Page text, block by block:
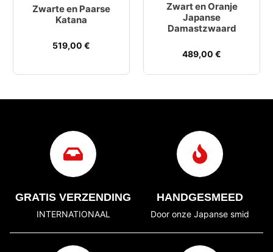
Zwarte en Paarse
Katana
519,00 €
Zwart en Oranje
Japanse
Damastzwaard
489,00 €
GRATIS VERZENDING
INTERNATIONAAL
HANDGESMEED
Door onze Japanse smid